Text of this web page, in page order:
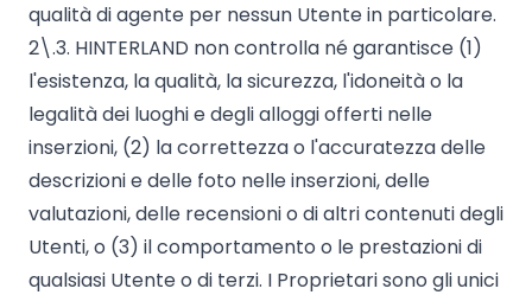
qualità di agente per nessun Utente in particolare.
2\.3. HINTERLAND non controlla né garantisce (1)
l'esistenza, la qualità, la sicurezza, l'idoneità o la
legalità dei luoghi e degli alloggi offerti nelle
inserzioni, (2) la correttezza o l'accuratezza delle
descrizioni e delle foto nelle inserzioni, delle
valutazioni, delle recensioni o di altri contenuti degli
Utenti, o (3) il comportamento o le prestazioni di
qualsiasi Utente o di terzi. I Proprietari sono gli unici